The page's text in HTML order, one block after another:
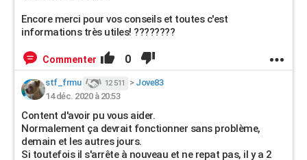
Encore merci pour vos conseils et toutes c'est
informations très utiles! ????????
Commenter 0
stf_frmu 12 511 > Jove83
14 déc. 2020 à 20:53
Content d'avoir pu vous aider.
Normalement ça devrait fonctionner sans problème,
demain et les autres jours.
Si toutefois il s'arrête à nouveau et ne repat pas, il y a 2